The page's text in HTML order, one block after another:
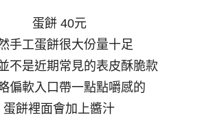
蛋餅 40元
手工蛋餅很大份量十足
不是近期常見的表皮酥脆款
偏軟入口帶一點點嚼感的
蛋餅裡面會加上醬汁